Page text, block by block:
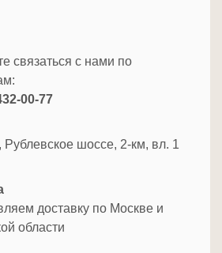
связаться с нами по
00-77
Рублевское шоссе, 2-км, вл. 1
доставку по Москве и
области